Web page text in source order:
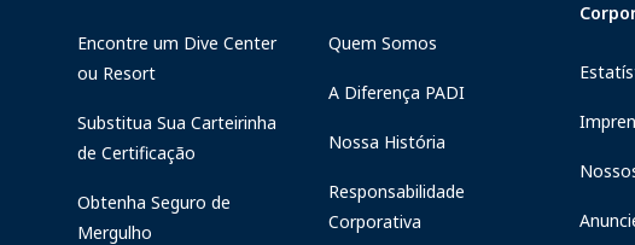
Encontre um Dive Center
ou Resort
Substitua Sua Carteirinha
de Certificação
Obtenha Seguro de
Mergulho
Quem Somos
A Diferença PADI
Nossa História
Responsabilidade
Corporativa